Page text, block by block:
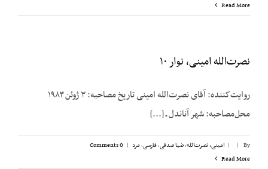
Read More
نصرت‌الله امینی، نوار ۱۰
روایت‌کننده: آقای نصرت‌الله امینی تاریخ مصاحبه: ۳ ژوئن ۱۹۸۳
محل‌مصاحبه: شهر آناندل ـ [...]
By
|
| امینی، نصرت‌الله,ضیا صدقی,فارسی,مرد |
0 Comments
Read More